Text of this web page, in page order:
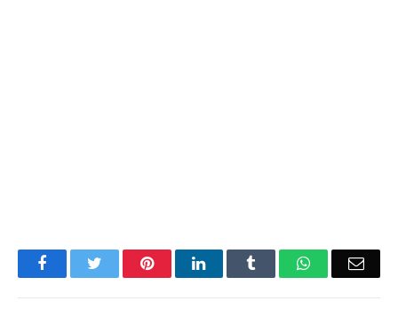
FacebookTwitter PinterestLinkedIn Tumblr WhatsApp